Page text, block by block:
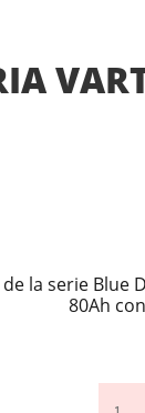
la serie Blue
80Ah